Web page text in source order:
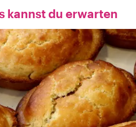
kannst du erwarten